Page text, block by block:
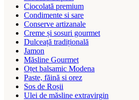
Ciocolată premium
Condimente si sare
Conserve artizanale
Creme și sosuri gourmet
Dulceață tradițională
Jamon
Măsline Gourmet
Oțet balsamic Modena
Paste, făină si orez
Sos de Roșii
Ulei de măsline extravirgin